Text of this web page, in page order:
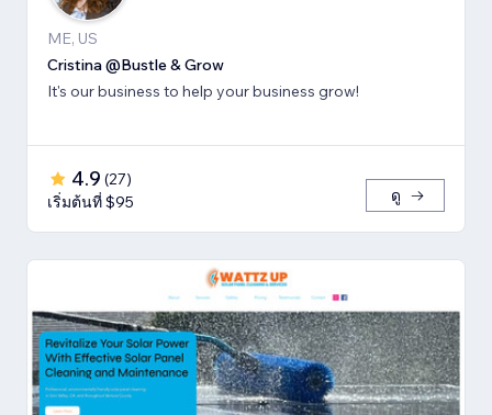
ME, US
Cristina @Bustle & Grow
It's our business to help your business grow!
4.9 (27)
เริ่มต้นที่ $95
ดู